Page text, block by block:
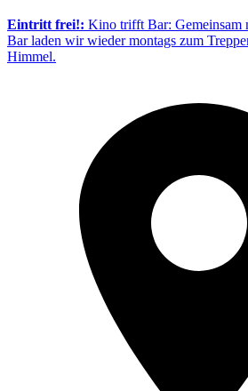
Eintritt frei!: Kino trifft Bar:
Bar laden wir wieder montags zum
Himmel.